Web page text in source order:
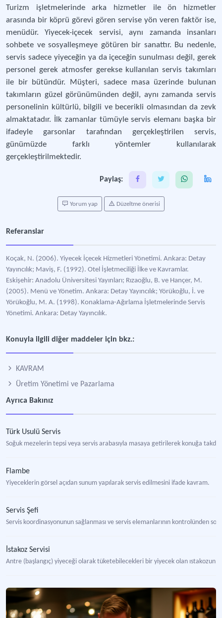
Turizm işletmelerinde arka hizmetler ile ön hizmetler
arasında bir köprü görevi gören servise yön veren faktör ise,
menüdür. Yiyecek-içecek servisi, aynı zamanda insanları
sohbete ve sosyalleşmeye götüren bir sanattır. Bu nedenle,
servis sadece yiyeceğin ya da içeceğin sunulması değil, gerek
personel gerek atmosfer gerekse kullanılan servis takımları
ile bir bütündür. Müşteri, sadece masa üzerinde bulunan
takımların güzel görünümünden değil, aynı zamanda servis
personelinin kültürlü, bilgili ve becerikli olmasından da zevk
almaktatadır. İlk zamanlar tümüyle servis elemanı başka bir
ifadeyle garsonlar tarafından gerçekleştirilen servis,
günümüzde farklı yöntemler kullanılarak
gerçekleştirilmektedir.
Paylaş:
Yorum yap Düzeltme önerisi
Referanslar
Koçak, N. (2006). Yiyecek İçecek Hizmetleri Yönetimi. Ankara: Detay
Yayıncılık; Maviş, F. (1992). Otel İşletmeciliği İlke ve Kavramlar.
Eskişehir: Anadolu Üniversitesi Yayınları; Rızaoğlu, B. ve Hançer, M.
(2005). Menü ve Yönetim. Ankara: Detay Yayıncılık; Yörükoğlu, İ. ve
Yörükoğlu, M. A. (1998). Konaklama-Ağırlama İşletmelerinde Servis
Yönetimi. Ankara: Detay Yayıncılık.
Konuyla ilgili diğer maddeler için bkz.:
KAVRAM
Üretim Yönetimi ve Pazarlama
Ayrıca Bakınız
Türk Usulü Servis
Soğuk mezelerin tepsi veya servis arabasıyla masaya getirilerek konuğa
Flambe
Yiyeceklerin görsel açıdan sunum yapılarak servis edilmesini ifade kavram.
Servis Şefi
Servis koordinasyonunun sağlanması ve servis elemanlarının kontrolünden
İstakoz Servisi
Antre (başlangıç) yiyeceği olarak tüketebilecekleri bir yiyecek olan ıstakozun
Masa Hazırlama
Yemek öncesi, yemeğin özelliğine ve içeriğine bağlı olarak düzenlenen